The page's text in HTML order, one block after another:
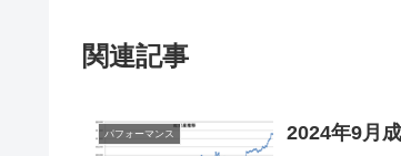
関連記事
パフォーマンス 2024年9月